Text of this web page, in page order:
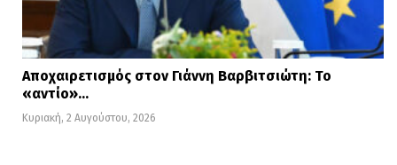
Αποχαιρετισμός στον Γιάννη Βαρβιτσιώτη: Το
«αντίο»…
Κυριακή, 2 Αυγούστου, 2026